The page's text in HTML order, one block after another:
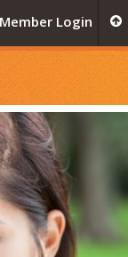
Member Login